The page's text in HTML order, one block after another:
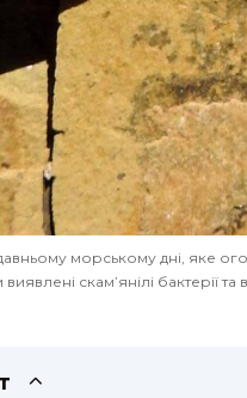
морському дні, яке
виявлені скам’янілі